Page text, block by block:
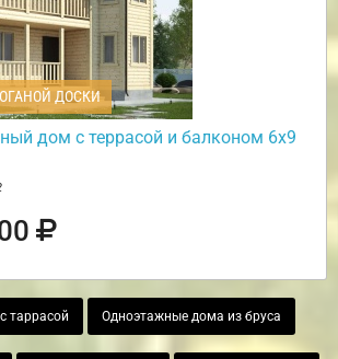
ДОСКИ
дом с террасой и балконом 6х9
таррасой Одноэтажные дома из бруса